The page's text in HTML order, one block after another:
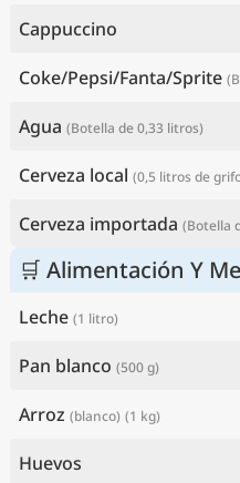
Cappuccino
Coke/Pepsi/Fanta/Sprite
Agua (Botella de 0,33 litros)
Cerveza local (0,5 litros de
Cerveza importada (Botella
🛒 Alimentación Y
Leche (1 litro)
Pan blanco (500 g)
Arroz (blanco) (1 kg)
Huevos